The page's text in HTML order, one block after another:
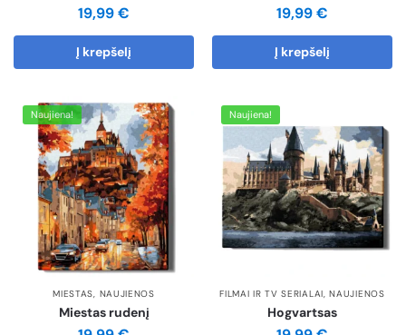
19,99€
Į krepšelį
19,99€
Į krepšelį
Naujiena!
MIESTAS, NAUJIENOS
Miestas rudenį
Naujiena!
FILMAI IR TV SERIALAI,NAUJIENOS
Hogvartsas